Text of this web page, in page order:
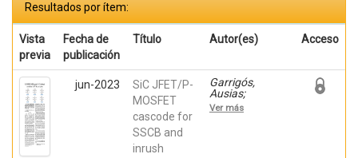
Resultados por ítem:
Vista
previa
Fecha de
publicación
Título Autor(es) Acceso
jun-2023
SiC JFET/P-
MOSFET
cascode for
SSCB and
inrush
Garrigós,
Ausias;
Marroquí,
David; Blanes,
Ver más